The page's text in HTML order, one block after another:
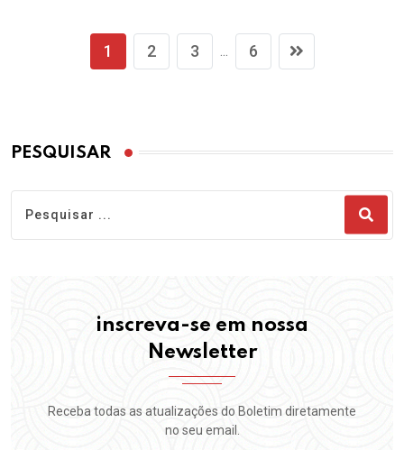
1 2 3 ... 6
PESQUISAR
inscreva-se em nossa
Newsletter
Receba todas as atualizações do Boletim diretamente
no seu email.